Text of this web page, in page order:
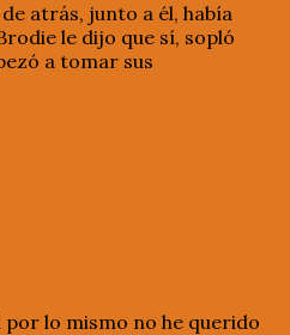
atrás, junto a él, había
le dijo que sí, sopló
a tomar sus
por lo mismo no he querido